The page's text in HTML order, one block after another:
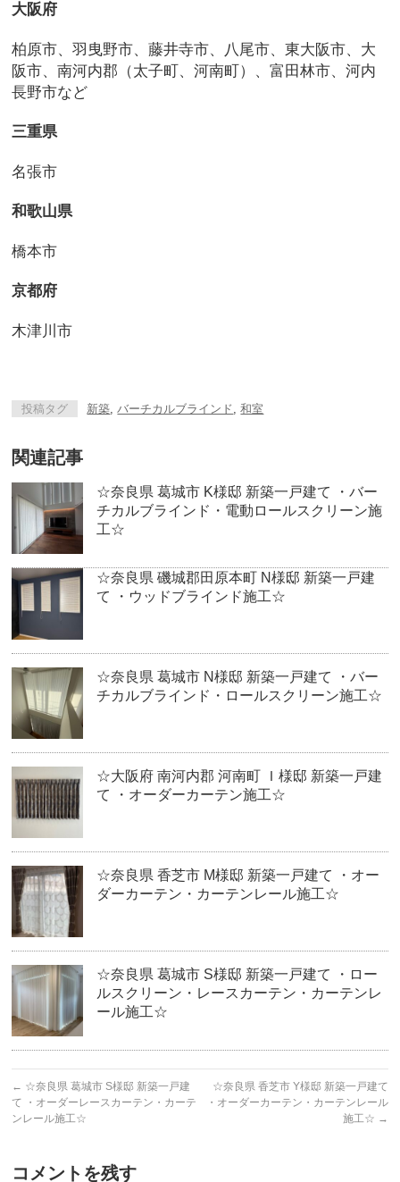
大阪府
柏原市、羽曳野市、藤井寺市、八尾市、東大阪市、大
阪市、南河内郡（太子町、河南町）、富田林市、河内
長野市など
三重県
名張市
和歌山県
橋本市
京都府
木津川市
投稿タグ 新築,バーチカルブラインド,和室
関連記事
☆奈良県 葛城市 K様邸 新築一戸建て ・バー
チカルブラインド・電動ロールスクリーン施
工☆
☆奈良県 磯城郡田原本町 N様邸 新築一戸建
て ・ウッドブラインド施工☆
☆奈良県 葛城市 N様邸 新築一戸建て ・バー
チカルブラインド・ロールスクリーン施工☆
☆大阪府 南河内郡 河南町 Ｉ様邸 新築一戸建
て ・オーダーカーテン施工☆
☆奈良県 香芝市 M様邸 新築一戸建て ・オー
ダーカーテン・カーテンレール施工☆
☆奈良県 葛城市 S様邸 新築一戸建て ・ロー
ルスクリーン・レースカーテン・カーテンレ
ール施工☆
← ☆奈良県 葛城市 S様邸 新築一戸建
て ・オーダーレースカーテン・カーテ
ンレール施工☆
☆奈良県 香芝市 Y様邸 新築一戸建て
・オーダーカーテン・カーテンレール
施工☆ →
コメントを残す